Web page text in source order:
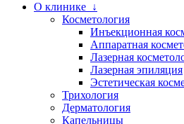
О клинике ↓
Косметология
Инъекционная
Аппаратная
Лазерная
Лазерная эпиляция
Эстетическая
Трихология
Дерматология
Капельницы